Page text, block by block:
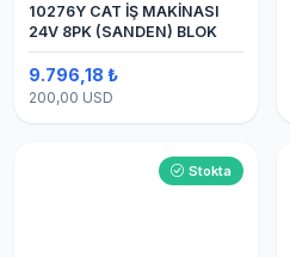
10276Y CAT İŞ MAKİNASI
24V 8PK (SANDEN) BLOK
9.796,18 ₺
200,00 USD
Stokta